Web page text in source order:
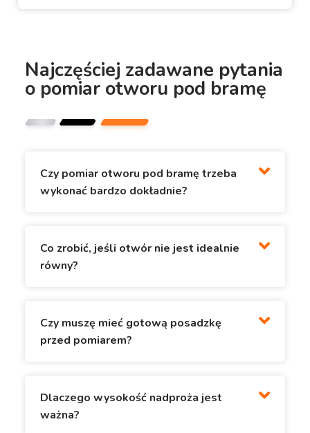
Najczęściej zadawane pytania
o pomiar otworu pod bramę
Czy pomiar otworu pod bramę trzeba
wykonać bardzo dokładnie?
Co zrobić, jeśli otwór nie jest idealnie
równy?
Czy muszę mieć gotową posadzkę
przed pomiarem?
Dlaczego wysokość nadproża jest
ważna?